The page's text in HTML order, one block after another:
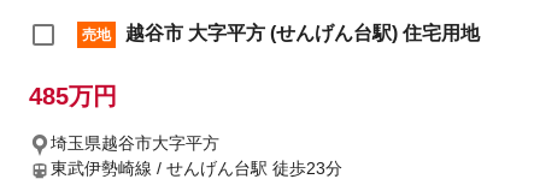
売地 越谷市 大字平方 (せんげん台駅) 住宅用地
485万円
埼玉県越谷市大字平方
東武伊勢崎線 / せんげん台駅 徒歩23分